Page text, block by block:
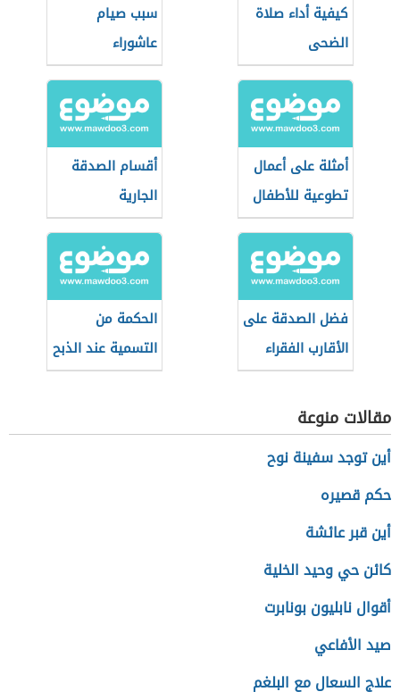
كيفية أداء صلاة
الضحى
سبب صيام
عاشوراء
أمثلة على أعمال
تطوعية للأطفال
أقسام الصدقة
الجارية
فضل الصدقة على
الأقارب الفقراء
الحكمة من
التسمية عند الذبح
مقالات منوعة
أين توجد سفينة نوح
حكم قصيره
أين قبر عائشة
كائن حي وحيد الخلية
أقوال نابليون بونابرت
صيد الأفاعي
علاج السعال مع البلغم